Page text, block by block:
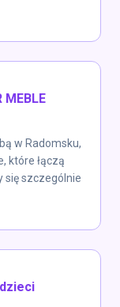
w Radomsku,
które łączą
się szczególnie